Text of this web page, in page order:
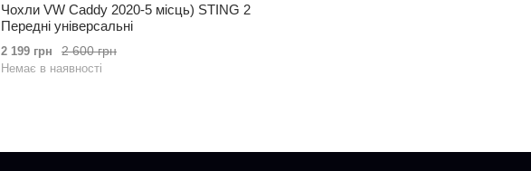
Чохли VW Caddy 2020-5 місць) STING 2
Передні універсальні
2 600 грн
2 199 грн
Немає в наявності